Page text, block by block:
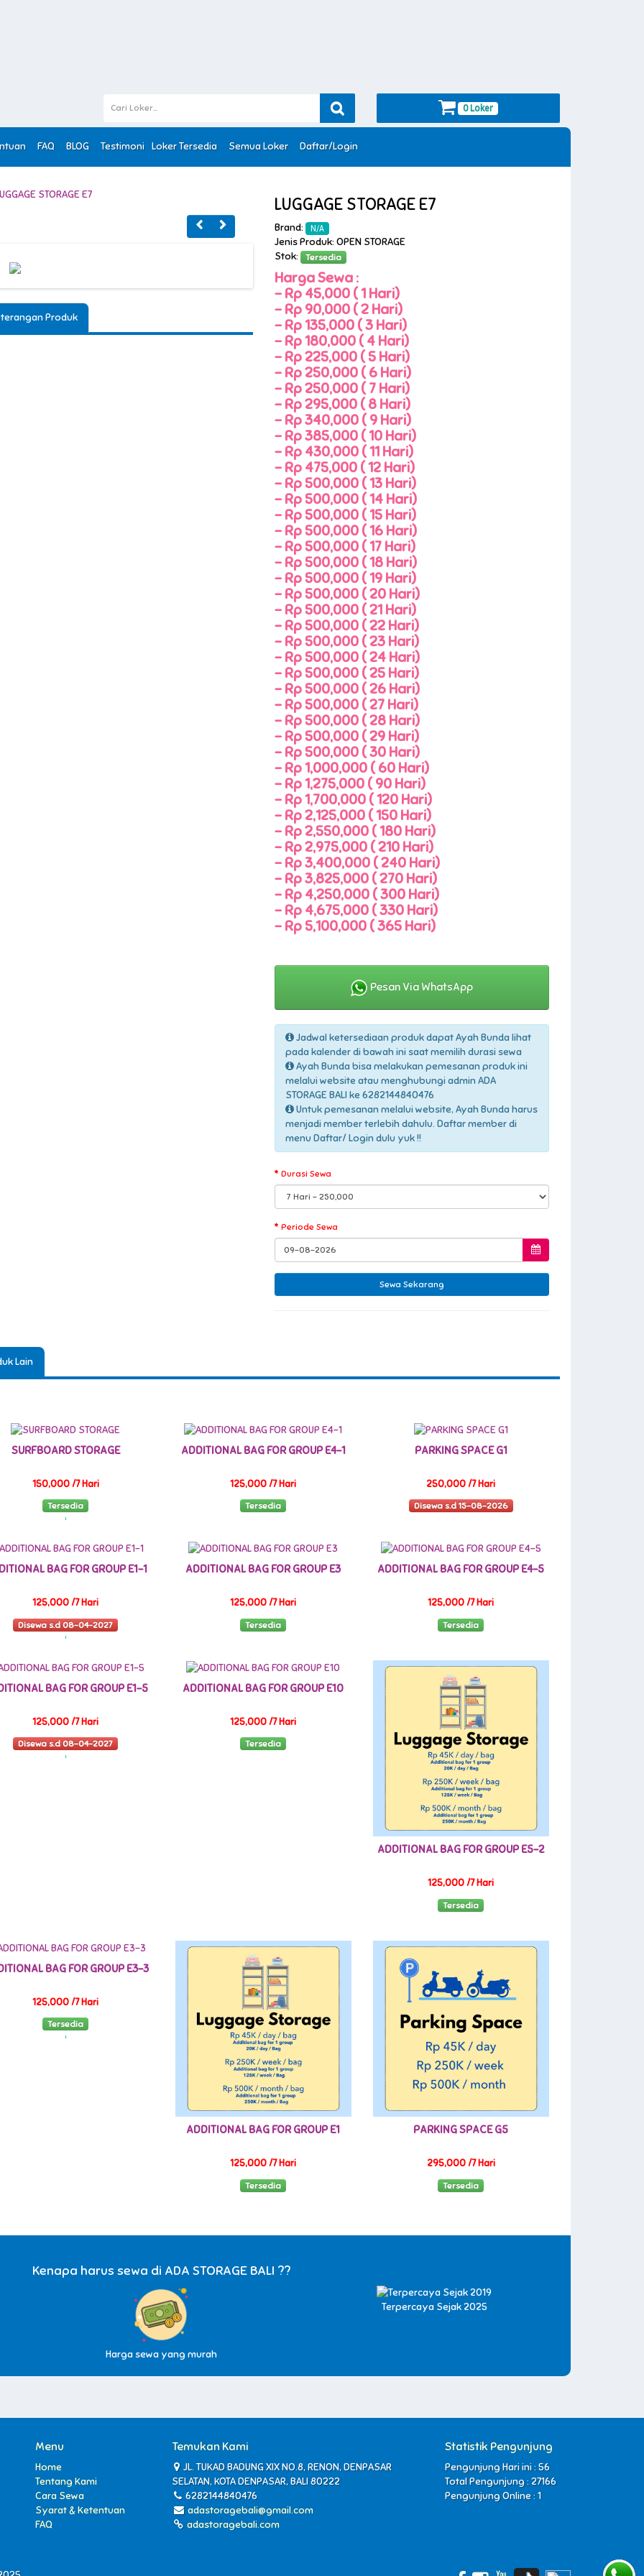
0 Loker
FAQ BLOG Testimoni Loker Tersedia Semua Loker Daftar/Login
Produk
LUGGAGE STORAGE E7
Brand: N/A
Jenis Produk: OPEN STORAGE
Stok:
Tersedia
Harga Sewa :
- Rp 45,000 ( 1 Hari)
- Rp 90,000 ( 2 Hari)
- Rp 135,000 ( 3 Hari)
- Rp 180,000 ( 4 Hari)
- Rp 225,000 ( 5 Hari)
- Rp 250,000 ( 6 Hari)
- Rp 250,000 ( 7 Hari)
- Rp 295,000 ( 8 Hari)
- Rp 340,000 ( 9 Hari)
- Rp 385,000 ( 10 Hari)
- Rp 430,000 ( 11 Hari)
- Rp 475,000 ( 12 Hari)
- Rp 500,000 ( 13 Hari)
- Rp 500,000 ( 14 Hari)
- Rp 500,000 ( 15 Hari)
- Rp 500,000 ( 16 Hari)
- Rp 500,000 ( 17 Hari)
- Rp 500,000 ( 18 Hari)
- Rp 500,000 ( 19 Hari)
- Rp 500,000 ( 20 Hari)
- Rp 500,000 ( 21 Hari)
- Rp 500,000 ( 22 Hari)
- Rp 500,000 ( 23 Hari)
- Rp 500,000 ( 24 Hari)
- Rp 500,000 ( 25 Hari)
- Rp 500,000 ( 26 Hari)
- Rp 500,000 ( 27 Hari)
- Rp 500,000 ( 28 Hari)
- Rp 500,000 ( 29 Hari)
- Rp 500,000 ( 30 Hari)
- Rp 1,000,000 ( 60 Hari)
- Rp 1,275,000 ( 90 Hari)
- Rp 1,700,000 ( 120 Hari)
- Rp 2,125,000 ( 150 Hari)
- Rp 2,550,000 ( 180 Hari)
- Rp 2,975,000 ( 210 Hari)
- Rp 3,400,000 ( 240 Hari)
- Rp 3,825,000 ( 270 Hari)
- Rp 4,250,000 ( 300 Hari)
- Rp 4,675,000 ( 330 Hari)
- Rp 5,100,000 ( 365 Hari)
Pesan Via WhatsApp
Jadwal ketersediaan produk dapat Ayah Bunda lihat
pada kalender di bawah ini saat memilih durasi sewa
Ayah Bunda bisa melakukan pemesanan produk ini
melalui website atau menghubungi admin ADA
STORAGE BALI ke 6282144840476
Untuk pemesanan melalui website, Ayah Bunda harus
menjadi member terlebih dahulu. Daftar member di
menu Daftar/ Login dulu yuk !!
Durasi Sewa
Periode Sewa
Lain
SURFBOARD STORAGE
150,000 /7 Hari
Tersedia
ADDITIONAL BAG FOR GROUP E4-1
125,000 /7 Hari
Tersedia
PARKING SPACE G1
250,000 /7 Hari
Disewa s.d 15-08-2026
BAG FOR GROUP E1-1
125,000 /7 Hari
Disewa s.d 08-04-2027
ADDITIONAL BAG FOR GROUP E3
125,000 /7 Hari
Tersedia
ADDITIONAL BAG FOR GROUP E4-5
125,000 /7 Hari
Tersedia
BAG FOR GROUP E1-5
125,000 /7 Hari
Disewa s.d 08-04-2027
ADDITIONAL BAG FOR GROUP E10
125,000 /7 Hari
Tersedia
ADDITIONAL BAG FOR GROUP E5-2
125,000 /7 Hari
Tersedia
BAG FOR GROUP E3-3
125,000 /7 Hari
Tersedia
ADDITIONAL BAG FOR GROUP E1
125,000 /7 Hari
Tersedia
PARKING SPACE G5
295,000 /7 Hari
Tersedia
Kenapa harus sewa di ADA STORAGE BALI ??
Harga sewa yang murah
Terpercaya Sejak 2025
Menu
Home
Tentang Kami
Cara Sewa
Syarat & Ketentuan
FAQ
Temukan Kami
JL. TUKAD BADUNG XIX NO.8, RENON, DENPASAR
SELATAN, KOTA DENPASAR, BALI 80222
6282144840476
adastoragebali@gmail.com
adastoragebali.com
Statistik Pengunjung
Pengunjung Hari ini : 56
Total Pengunjung : 27166
Pengunjung Online : 1